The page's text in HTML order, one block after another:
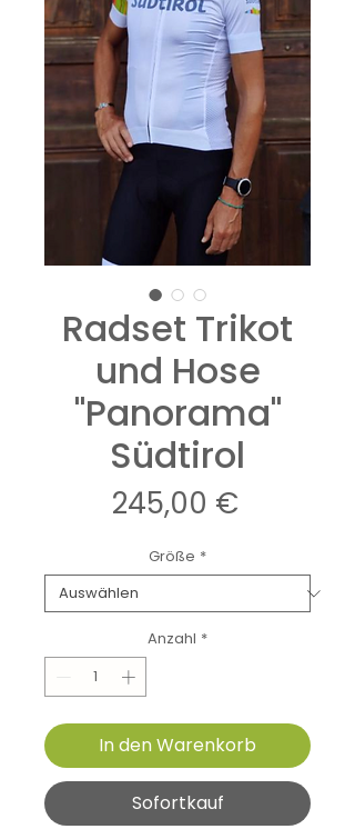
Radset Trikot
und Hose
"Panorama"
Südtirol
245,00 €Preis
Größe *
Anzahl *
In den Warenkorb
Sofortkauf